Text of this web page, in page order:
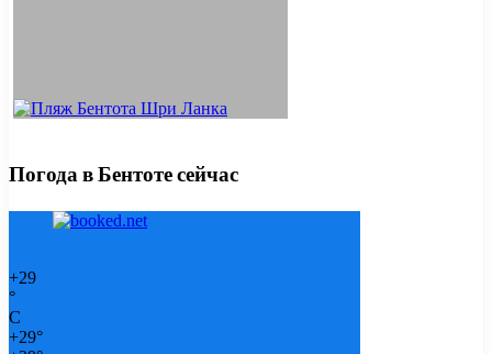
Погода в Бентоте сейчас
+29
°
C
+29°